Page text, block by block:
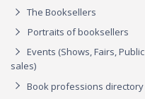
The Booksellers
Portraits of booksellers
Events (Shows, Fairs, Public
sales)
Book professions directory